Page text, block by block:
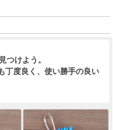
つけよう。
丁度良く、使い勝手の良い